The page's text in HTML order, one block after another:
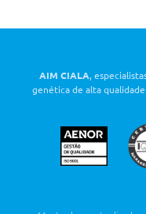
AIM CIALA,
genética de alta